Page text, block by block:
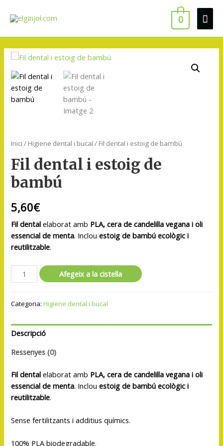
0
Inici / Higiene dental i bucal / Fil dental i estoig de bambú
Fil dental i estoig de
bambú
5,60€
Fil dental elaborat amb PLA, cera de candelilla vegana i oli
essencial de menta. Inclouestoig de bambú ecològic i
reutilitzable.
Afegeix a la cistella
Categoria:Higiene dental i bucal
Descripció
Ressenyes (0)
Fil dental elaborat amb PLA, cera de candelilla vegana i oli
essencial de menta. Inclouestoig de bambú ecològic i
reutilitzable.
Sense fertilitzants i additius químics.
100% PLA biodegradable.